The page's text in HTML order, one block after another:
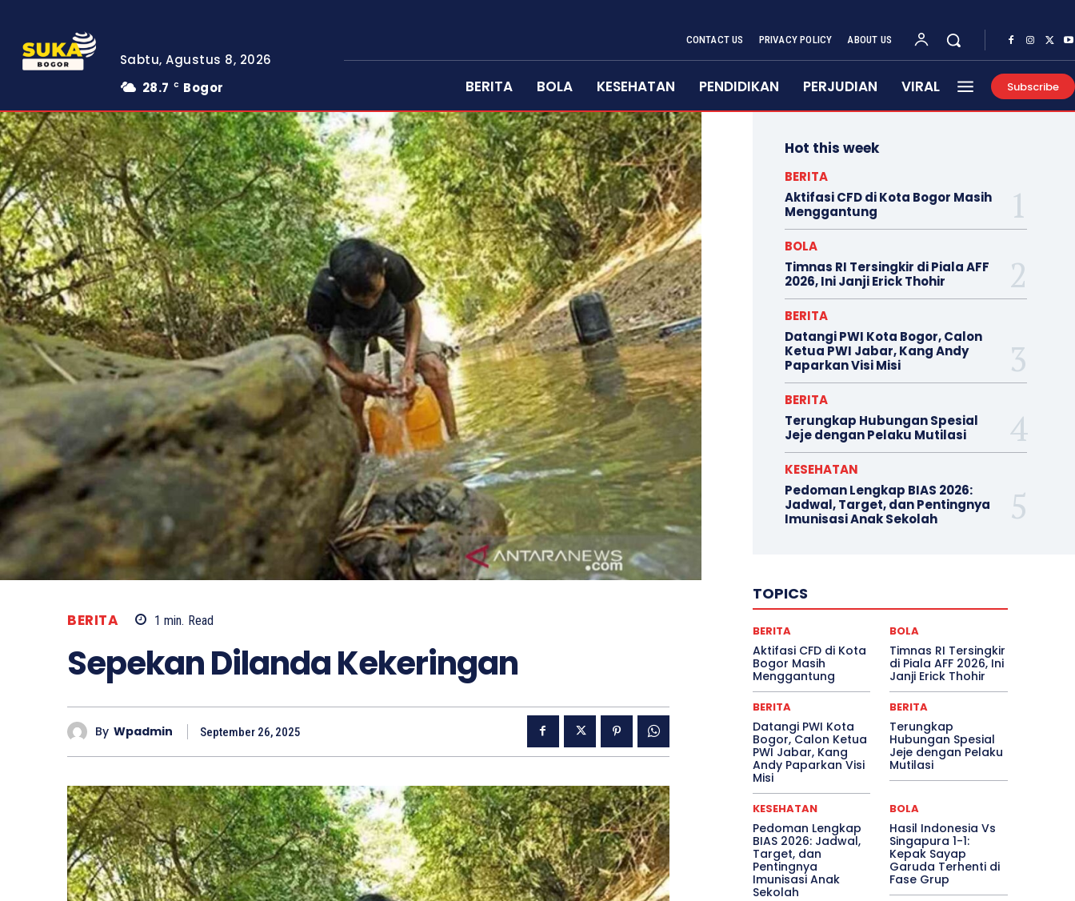
Sabtu, Agustus 8, 2026
28.7
C Bogor
CONTACT US PRIVACY POLICY ABOUT US
BERITA BOLA KESEHATAN PENDIDIKAN PERJUDIAN VIRAL Subscribe
BERITA 1 min. Read
Sepekan Dilanda Kekeringan
By Wpadmin September 26, 2025
Hot this week
BERITA
Aktifasi CFD di Kota Bogor Masih
Menggantung
BOLA
Timnas RI Tersingkir di Piala AFF
2026, Ini Janji Erick Thohir
BERITA
Datangi PWI Kota Bogor, Calon
Ketua PWI Jabar, Kang Andy
Paparkan Visi Misi
BERITA
Terungkap Hubungan Spesial
Jeje dengan Pelaku Mutilasi
KESEHATAN
Pedoman Lengkap BIAS 2026:
Jadwal, Target, dan Pentingnya
Imunisasi Anak Sekolah
TOPICS
BERITA
Aktifasi CFD di Kota
Bogor Masih
Menggantung
BOLA
Timnas RI Tersingkir
di Piala AFF 2026, Ini
Janji Erick Thohir
BERITA
Datangi PWI Kota
Bogor, Calon Ketua
PWI Jabar, Kang
Andy Paparkan Visi
Misi
BERITA
Terungkap
Hubungan Spesial
Jeje dengan Pelaku
Mutilasi
KESEHATAN
Pedoman Lengkap
BIAS 2026: Jadwal,
Target, dan
Pentingnya
Imunisasi Anak
Sekolah
BOLA
Hasil Indonesia Vs
Singapura 1-1:
Kepak Sayap
Garuda Terhenti di
Fase Grup